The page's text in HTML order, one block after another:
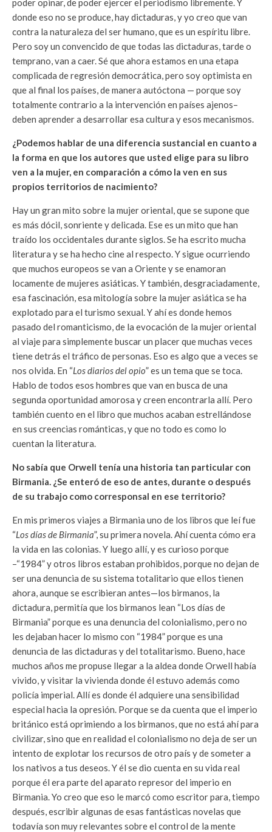
poder opinar, de poder ejercer el periodismo libremente. Y
donde eso no se produce, hay dictaduras, y yo creo que van
contra la naturaleza del ser humano, que es un espíritu libre.
Pero soy un convencido de que todas las dictaduras, tarde o
temprano, van a caer. Sé que ahora estamos en una etapa
complicada de regresión democrática, pero soy optimista en
que al final los países, de manera autóctona — porque soy
totalmente contrario a la intervención en países ajenos–
deben aprender a desarrollar esa cultura y esos mecanismos.
¿Podemos hablar de una diferencia sustancial en cuanto a
la forma en que los autores que usted elige para su libro
ven a la mujer, en comparación a cómo la ven en sus
propios territorios de nacimiento?
Hay un gran mito sobre la mujer oriental, que se supone que
es más dócil, sonriente y delicada. Ese es un mito que han
traído los occidentales durante siglos. Se ha escrito mucha
literatura y se ha hecho cine al respecto. Y sigue ocurriendo
que muchos europeos se van a Oriente y se enamoran
locamente de mujeres asiáticas. Y también, desgraciadamente,
esa fascinación, esa mitología sobre la mujer asiática se ha
explotado para el turismo sexual. Y ahí es donde hemos
pasado del romanticismo, de la evocación de la mujer oriental
al viaje para simplemente buscar un placer que muchas veces
tiene detrás el tráfico de personas. Eso es algo que a veces se
nos olvida. En “Los diarios del opio” es un tema que se toca.
Hablo de todos esos hombres que van en busca de una
segunda oportunidad amorosa y creen encontrarla allí. Pero
también cuento en el libro que muchos acaban estrellándose
en sus creencias románticas, y que no todo es como lo
cuentan la literatura.
No sabía que Orwell tenía una historia tan particular con
Birmania. ¿Se enteró de eso de antes, durante o después
de su trabajo como corresponsal en ese territorio?
En mis primeros viajes a Birmania uno de los libros que leí fue
“Los días de Birmania”, su primera novela. Ahí cuenta cómo era
la vida en las colonias. Y luego allí, y es curioso porque
–“1984” y otros libros estaban prohibidos, porque no dejan de
ser una denuncia de su sistema totalitario que ellos tienen
ahora, aunque se escribieran antes—los birmanos, la
dictadura, permitía que los birmanos lean “Los días de
Birmania” porque es una denuncia del colonialismo, pero no
les dejaban hacer lo mismo con “1984” porque es una
denuncia de las dictaduras y del totalitarismo. Bueno, hace
muchos años me propuse llegar a la aldea donde Orwell había
vivido, y visitar la vivienda donde él estuvo además como
policía imperial. Allí es donde él adquiere una sensibilidad
especial hacia la opresión. Porque se da cuenta que el imperio
británico está oprimiendo a los birmanos, que no está ahí para
civilizar, sino que en realidad el colonialismo no deja de ser un
intento de explotar los recursos de otro país y de someter a
los nativos a tus deseos. Y él se dio cuenta en su vida real
porque él era parte del aparato represor del imperio en
Birmania. Yo creo que eso le marcó como escritor para, tiempo
después, escribir algunas de esas fantásticas novelas que
todavía son muy relevantes sobre el control de la mente